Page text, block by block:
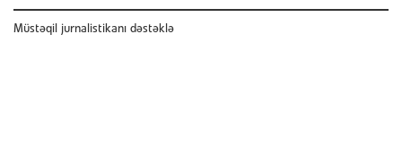
Müstəqil jurnalistikanı dəstəklə